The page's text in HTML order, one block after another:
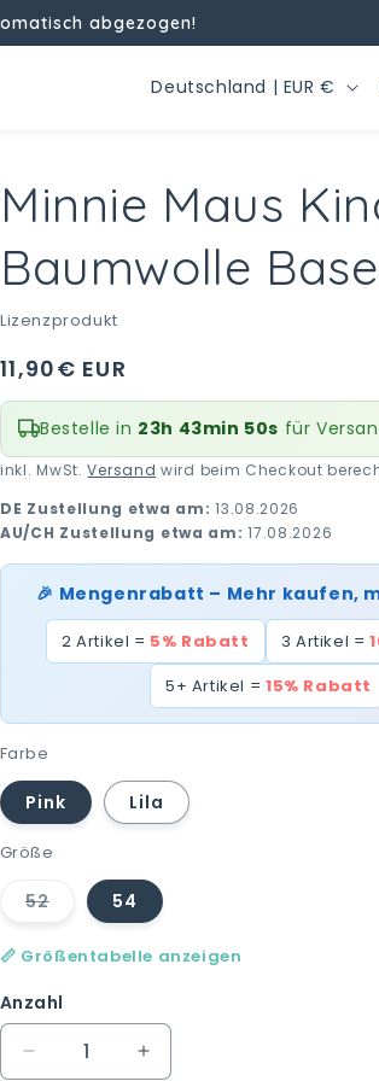
abgezogen!
L
d
/
R
o
n
Deutschland | EUR €
Minnie Maus
Baumwolle
Lizenzprodukt
Normaler
Preis
11,90€ EUR
Bestelle in 23h 43min 49s für
inkl. MwSt.Versand wird beim Checkout
DE Zustellung etwa am: 13.08.2026
AU/CH Zustellung etwa am: 17.08.2026
🎉 Mengenrabatt – Mehr kaufen,
2 Artikel = 5% Rabatt 3 Artikel =
5+ Artikel = 15% Rabatt
Farbe
Pink Lila
Größe
52
Variante
oder
nicht
54
📏 Größentabelle anzeigen
Anzahl
Verringere
Erhöhe